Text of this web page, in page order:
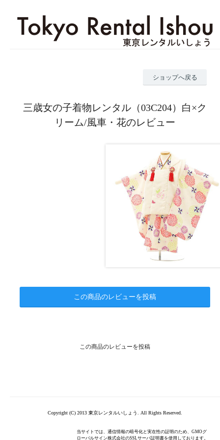
ショップへ戻る
三歳女の子着物レンタル（03C204）白×ク
リーム/風車・花のレビュー
この商品のレビューを投稿
この商品のレビューを投稿
Copyright (C) 2013 東京レンタルいしょう. All Rights Reserved.
当サイトでは、通信情報の暗号化と実在性の証明のため、GMOグ
ローバルサイン株式会社のSSLサーバ証明書を使用しております。